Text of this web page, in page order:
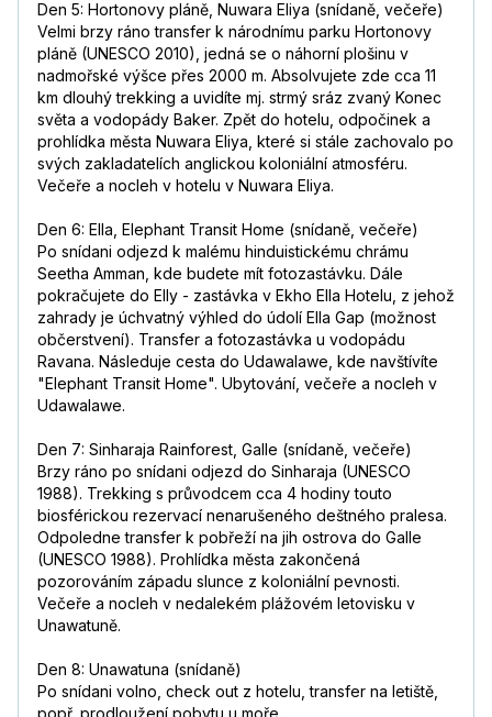
Den 5: Hortonovy pláně, Nuwara Eliya (snídaně, večeře)
Velmi brzy ráno transfer k národnímu parku Hortonovy
pláně (UNESCO 2010), jedná se o náhorní plošinu v
nadmořské výšce přes 2000 m. Absolvujete zde cca 11
km dlouhý trekking a uvidíte mj. strmý sráz zvaný Konec
světa a vodopády Baker. Zpět do hotelu, odpočinek a
prohlídka města Nuwara Eliya, které si stále zachovalo po
svých zakladatelích anglickou koloniální atmosféru.
Večeře a nocleh v hotelu v Nuwara Eliya.
Den 6: Ella, Elephant Transit Home (snídaně, večeře)
Po snídani odjezd k malému hinduistickému chrámu
Seetha Amman, kde budete mít fotozastávku. Dále
pokračujete do Elly - zastávka v Ekho Ella Hotelu, z jehož
zahrady je úchvatný výhled do údolí Ella Gap (možnost
občerstvení). Transfer a fotozastávka u vodopádu
Ravana. Následuje cesta do Udawalawe, kde navštívíte
"Elephant Transit Home". Ubytování, večeře a nocleh v
Udawalawe.
Den 7: Sinharaja Rainforest, Galle (snídaně, večeře)
Brzy ráno po snídani odjezd do Sinharaja (UNESCO
1988). Trekking s průvodcem cca 4 hodiny touto
biosférickou rezervací nenarušeného deštného pralesa.
Odpoledne transfer k pobřeží na jih ostrova do Galle
(UNESCO 1988). Prohlídka města zakončená
pozorováním západu slunce z koloniální pevnosti.
Večeře a nocleh v nedalekém plážovém letovisku v
Unawatuně.
Den 8: Unawatuna (snídaně)
Po snídani volno, check out z hotelu, transfer na letiště,